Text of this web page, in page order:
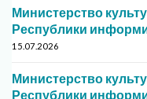
Министерство
Республики
15.07.2026
Министерство
Республики